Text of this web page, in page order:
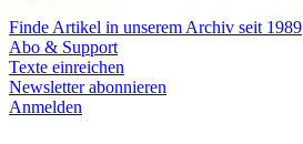
Finde Artikel in unserem Archiv seit 1989
Abo & Support
Texte einreichen
Newsletter abonnieren
Anmelden